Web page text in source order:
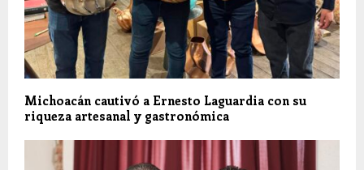
Michoacán cautivó a Ernesto Laguardia con su
riqueza artesanal y gastronómica